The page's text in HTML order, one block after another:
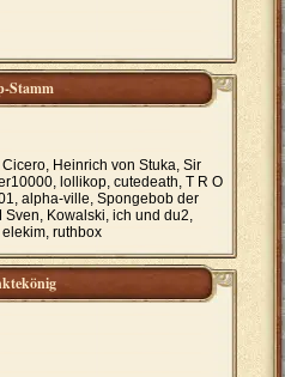
Stamm
Cicero, Heinrich von Stuka, Sir
lollikop, cutedeath, T R O
alpha-ville, Spongebob der
Sven, Kowalski, ich und du2,
ruthbox